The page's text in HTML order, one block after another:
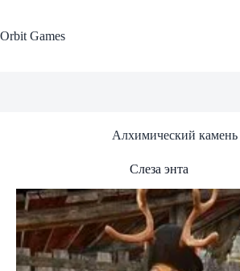
content
Orbit Games
Алхимический камень
Слеза энта